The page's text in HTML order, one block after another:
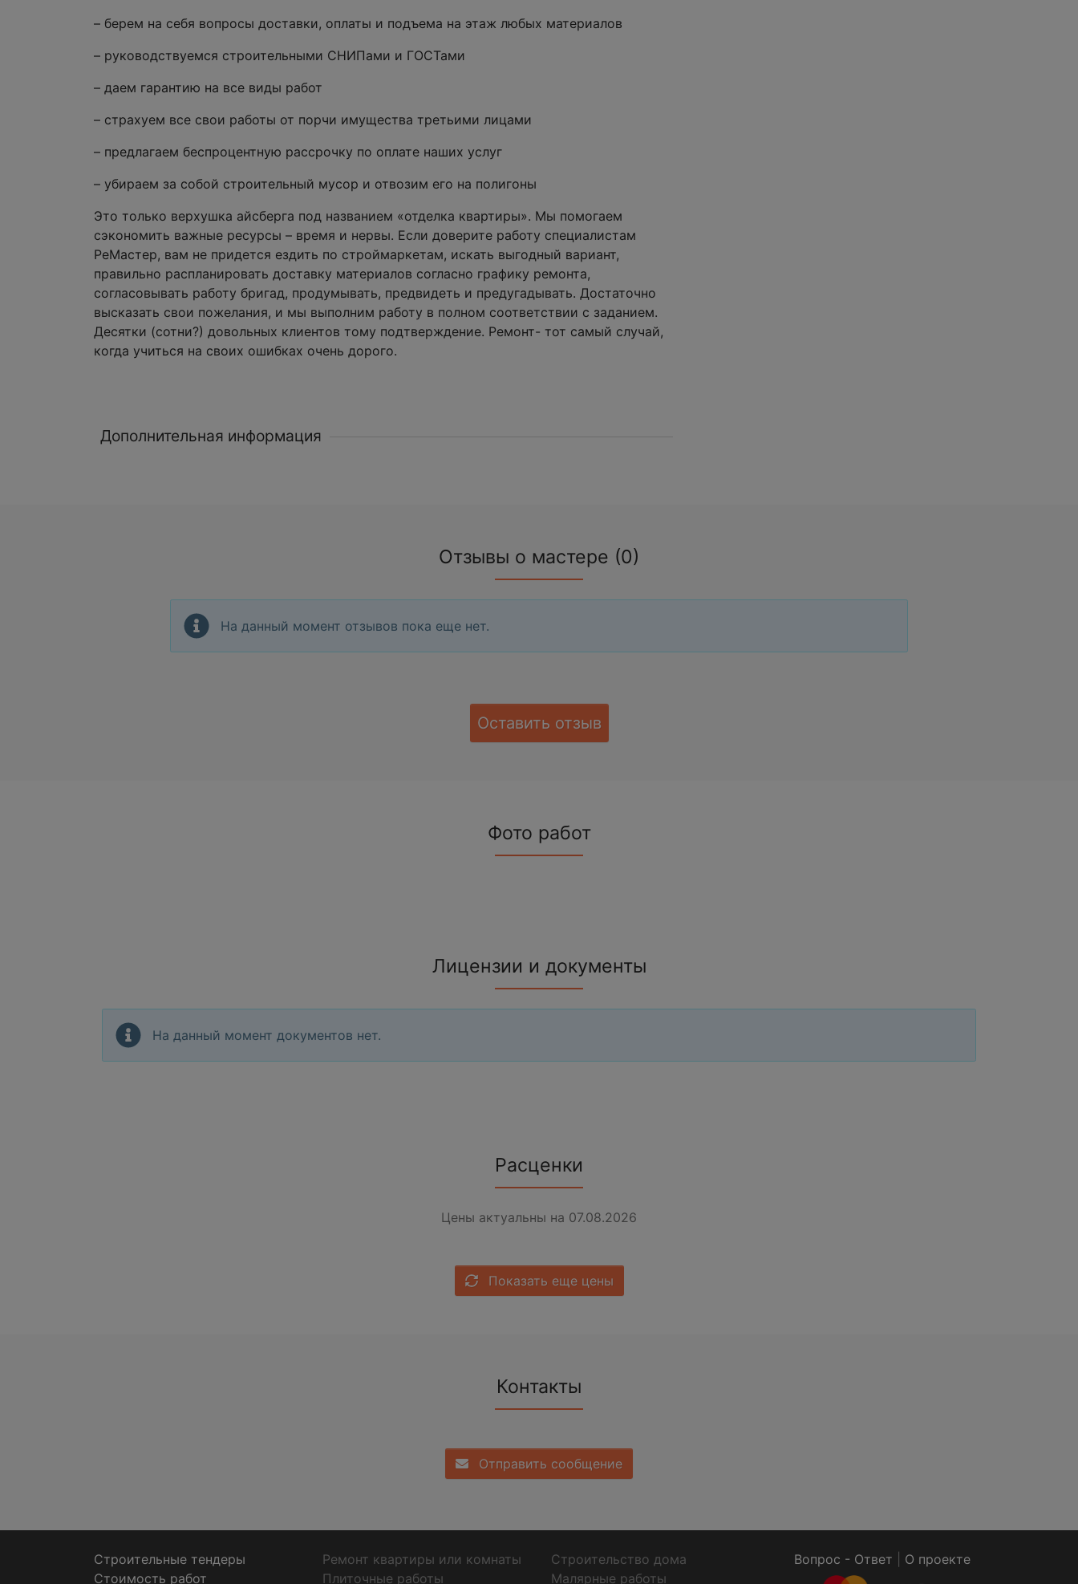
– берем на себя вопросы доставки, оплаты и подъема на этаж любых материалов
– руководствуемся строительными СНИПами и ГОСТами
– даем гарантию на все виды работ
– страхуем все свои работы от порчи имущества третьими лицами
– предлагаем беспроцентную рассрочку по оплате наших услуг
– убираем за собой строительный мусор и отвозим его на полигоны
Это только верхушка айсберга под названием «отделка квартиры». Мы помогаем
сэкономить важные ресурсы – время и нервы. Если доверите работу специалистам
РеМастер, вам не придется ездить по строймаркетам, искать выгодный вариант,
правильно распланировать доставку материалов согласно графику ремонта,
согласовывать работу бригад, продумывать, предвидеть и предугадывать. Достаточно
высказать свои пожелания, и мы выполним работу в полном соответствии с заданием.
Десятки (сотни?) довольных клиентов тому подтверждение. Ремонт- тот самый случай,
когда учиться на своих ошибках очень дорого.
Дополнительная информация
Отзывы о мастере (0)
На данный момент отзывов пока еще нет.
Оставить отзыв
Фото работ
Лицензии и документы
На данный момент документов нет.
Расценки
Цены актуальны на 07.08.2026
Показать еще цены
Контакты
Отправить сообщение
Строительные тендеры
Стоимость работ
Ремонт квартиры или комнаты
Строительство дома
Плиточные работы
Малярные работы
Вопрос - Ответ О проекте